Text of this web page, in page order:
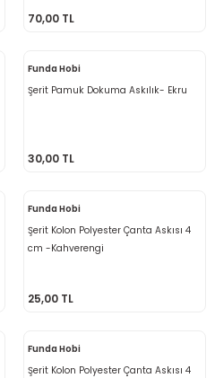
Sultan Puffy Işıltı
Sultan Pullim Işıltı
Sultan Simli Polyester Ribbon
70,00 TL
Funda Hobi
Şerit Pamuk Dokuma Askılık- Ekru
30,00 TL
Funda Hobi
Şerit Kolon Polyester Çanta Askısı 4
cm -Kahverengi
25,00 TL
Funda Hobi
Şerit Kolon Polyester Çanta Askısı 4